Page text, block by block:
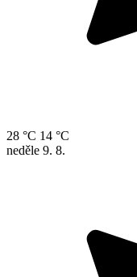
28 °C 14 °C
neděle 9. 8.